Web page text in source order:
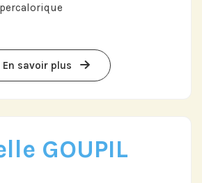
En savoir plus
GOUPIL